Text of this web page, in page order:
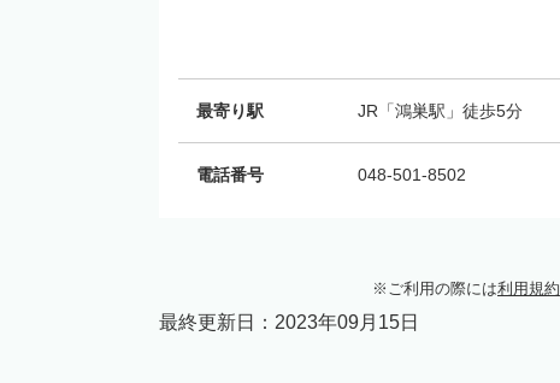
最寄り駅 JR「鴻巣駅」徒歩5分
電話番号 048-501-8502
ご利用の際には利用規約
最終更新日： 2023年09月15日